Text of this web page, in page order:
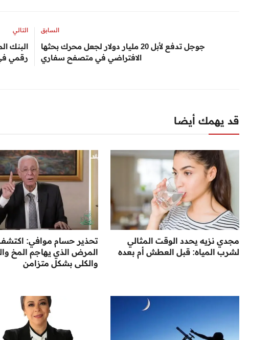
السابق
جوجل تدفع لأبل 20 مليار دولار لجعل محرك بحثها
الافتراضي في متصفح سفاري
التالي
البنك
رقمي
قد يهمك أيضا
مجدي نزيه يحدد الوقت المثالي
لشرب المياه: قبل العطش أم بعده
تحذير حسام موافي:
المرض الذي يهاجم المخ
والكلى بشكل متزامن